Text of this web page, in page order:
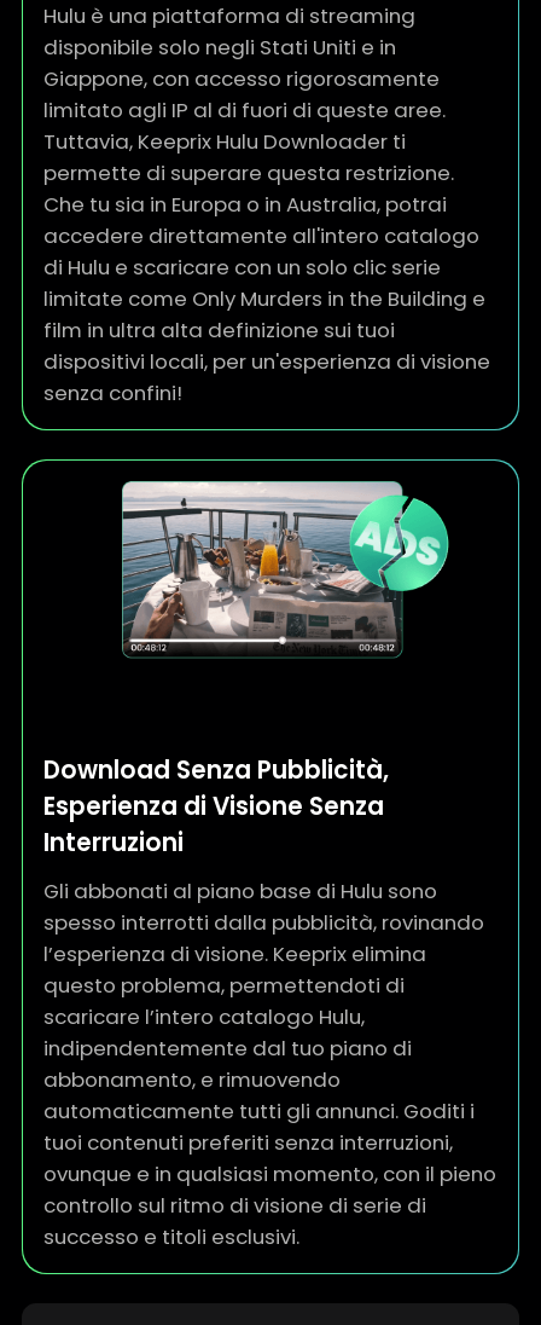
Hulu è una piattaforma di streaming
disponibile solo negli Stati Uniti e in
Giappone, con accesso rigorosamente
limitato agli IP al di fuori di queste aree.
Tuttavia, Keeprix Hulu Downloader ti
permette di superare questa restrizione.
Che tu sia in Europa o in Australia, potrai
accedere direttamente all'intero catalogo
di Hulu e scaricare con un solo clic serie
limitate come Only Murders in the Building e
film in ultra alta definizione sui tuoi
dispositivi locali, per un'esperienza di visione
senza confini!
Download Senza Pubblicità,
Esperienza di Visione Senza
Interruzioni
Gli abbonati al piano base di Hulu sono
spesso interrotti dalla pubblicità, rovinando
l’esperienza di visione. Keeprix elimina
questo problema, permettendoti di
scaricare l’intero catalogo Hulu,
indipendentemente dal tuo piano di
abbonamento, e rimuovendo
automaticamente tutti gli annunci. Goditi i
tuoi contenuti preferiti senza interruzioni,
ovunque e in qualsiasi momento, con il pieno
controllo sul ritmo di visione di serie di
successo e titoli esclusivi.